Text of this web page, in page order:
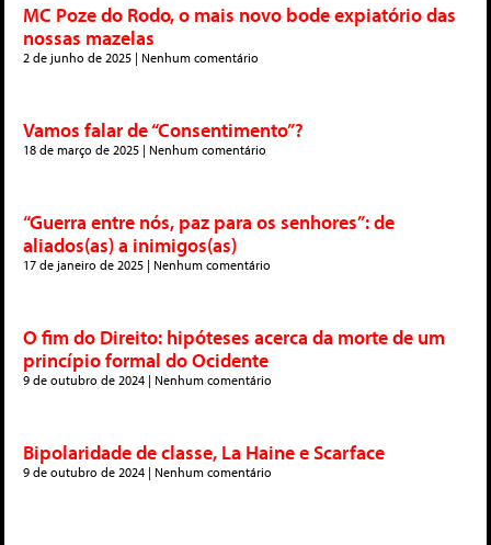
MC Poze do Rodo, o mais novo bode expiatório das
nossas mazelas
2 de junho de 2025 Nenhum comentário
Vamos falar de “Consentimento”?
18 de março de 2025 Nenhum comentário
“Guerra entre nós, paz para os senhores”: de
aliados(as) a inimigos(as)
17 de janeiro de 2025 Nenhum comentário
O fim do Direito: hipóteses acerca da morte de um
princípio formal do Ocidente
9 de outubro de 2024 Nenhum comentário
Bipolaridade de classe, La Haine e Scarface
9 de outubro de 2024 Nenhum comentário